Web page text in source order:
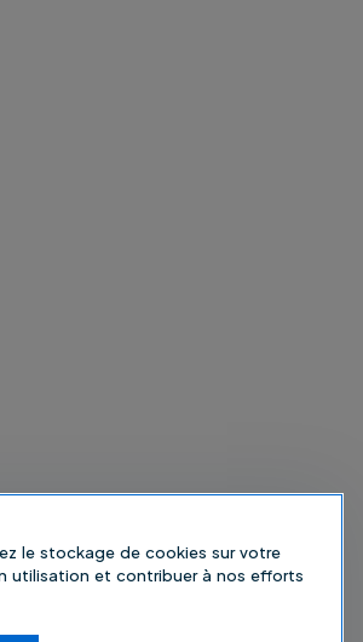
le stockage de cookies sur votre
utilisation et contribuer à nos efforts